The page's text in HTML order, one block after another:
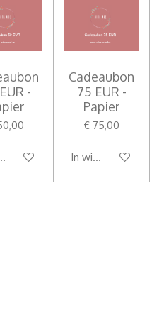
-
Cadeaubon
75 EUR -
Papier
€ 75,00
In winkelwagen